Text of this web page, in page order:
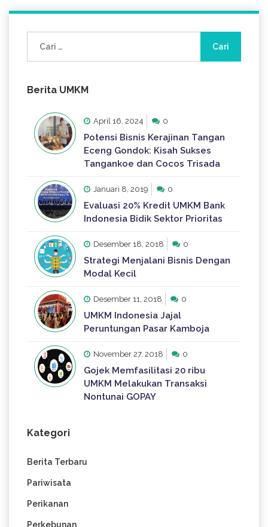
untuk:
Berita UMKM
April 16, 2024 0
Potensi Bisnis Kerajinan Tangan
Eceng Gondok: Kisah Sukses
Tangankoe dan Cocos Trisada
Januari 8, 2019 0
Evaluasi 20% Kredit UMKM Bank
Indonesia Bidik Sektor Prioritas
Desember 18, 2018 0
Strategi Menjalani Bisnis Dengan
Modal Kecil
Desember 11, 2018 0
UMKM Indonesia Jajal
Peruntungan Pasar Kamboja
November 27, 2018 0
Gojek Memfasilitasi 20 ribu
UMKM Melakukan Transaksi
Nontunai GOPAY
Kategori
Berita Terbaru
Pariwisata
Perikanan
Perkebunan